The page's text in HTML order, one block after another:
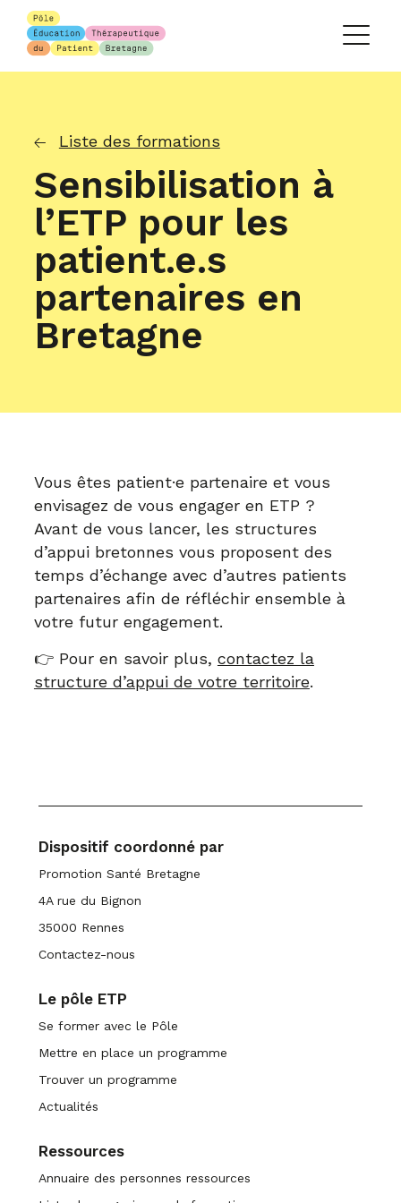
Liste des formations
Sensibilisation à
l’ETP pour les
patient.e.s
partenaires en
Bretagne
Vous êtes patient·e partenaire et vous
envisagez de vous engager en ETP ?
Avant de vous lancer, les structures
d’appui bretonnes vous proposent des
temps d’échange avec d’autres patients
partenaires afin de réfléchir ensemble à
votre futur engagement.
👉 Pour en savoir plus, contactez la
structure d’appui de votre territoire.
Dispositif coordonné par
Promotion Santé Bretagne
4A rue du Bignon
35000 Rennes
Contactez-nous
Le pôle ETP
Se former avec le Pôle
Mettre en place un programme
Trouver un programme
Actualités
Ressources
Annuaire des personnes ressources